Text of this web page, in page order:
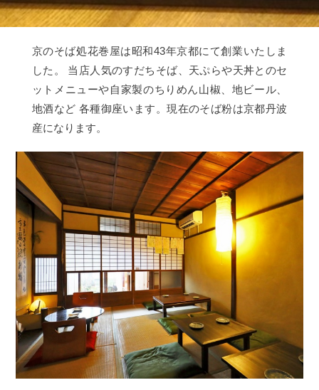
京のそば処花巻屋は昭和43年京都にて創業いたしま
した。 当店人気のすだちそば、天ぷらや天丼とのセ
ットメニューや自家製のちりめん山椒、地ビール、
地酒など 各種御座います。現在のそば粉は京都丹波
産になります。